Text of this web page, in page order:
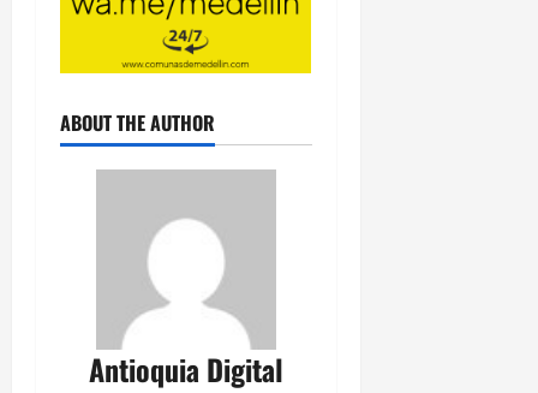
ABOUT THE AUTHOR
Antioquia Digital